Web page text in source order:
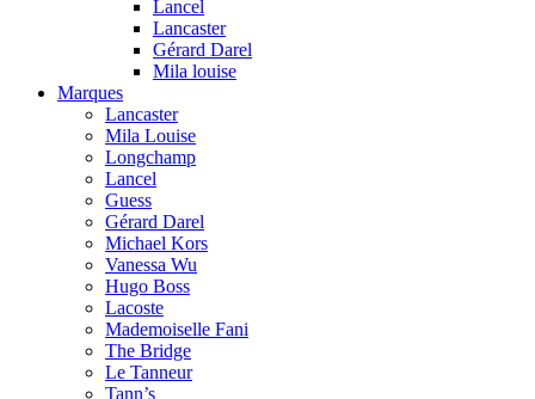
Lancel
Lancaster
Gérard Darel
Mila louise
Marques
Lancaster
Mila Louise
Longchamp
Lancel
Guess
Gérard Darel
Michael Kors
Vanessa Wu
Hugo Boss
Lacoste
Mademoiselle Fani
The Bridge
Le Tanneur
Tann’s